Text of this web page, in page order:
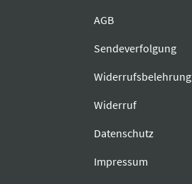
AGB
Sendeverfolgung
Widerrufsbelehrung
Widerruf
Datenschutz
Impressum